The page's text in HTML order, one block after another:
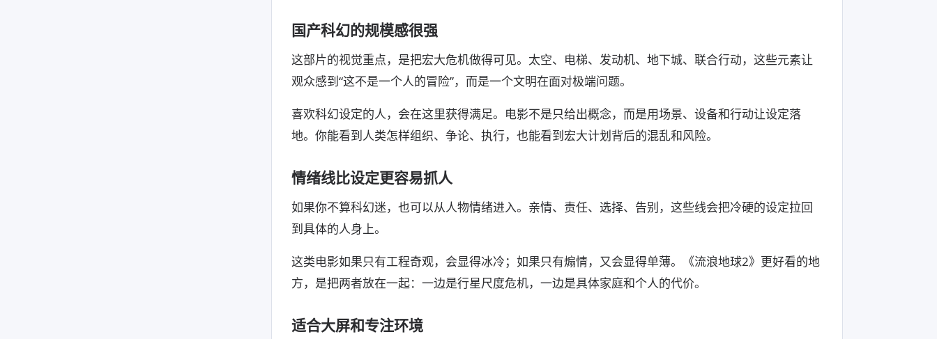
国产科幻的规模感很强
这部片的视觉重点，是把宏大危机做得可见。太空、电梯、发动机、地下城、联合行动，这些元素让
观众感到“这不是一个人的冒险”，而是一个文明在面对极端问题。
喜欢科幻设定的人，会在这里获得满足。电影不是只给出概念，而是用场景、设备和行动让设定落
地。你能看到人类怎样组织、争论、执行，也能看到宏大计划背后的混乱和风险。
情绪线比设定更容易抓人
如果你不算科幻迷，也可以从人物情绪进入。亲情、责任、选择、告别，这些线会把冷硬的设定拉回
到具体的人身上。
这类电影如果只有工程奇观，会显得冰冷；如果只有煽情，又会显得单薄。《流浪地球2》更好看的地
方，是把两者放在一起：一边是行星尺度危机，一边是具体家庭和个人的代价。
适合大屏和专注环境